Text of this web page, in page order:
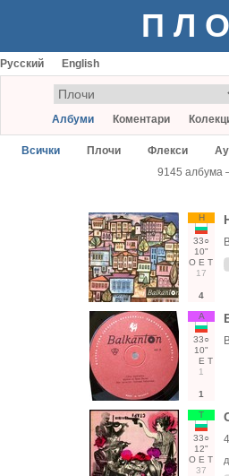
Русский English
Албуми Коментари
Всички Плочи Флекси
9145 албума
Н
33○
10"
О Е Т
17
4
А
33○
10"
Е Т
1
1
Т
33○
12"
О Е Т
37